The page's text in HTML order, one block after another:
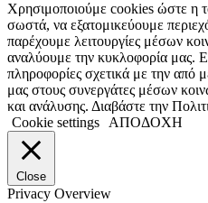
Χρησιμοποιούμε cookies ώστε η
σωστά, να εξατομικεύουμε
παρέχουμε λειτουργίες μέσων
αναλύουμε την κυκλοφορία μας.
πληροφορίες σχετικά με την από
μας στους συνεργάτες μέσων
και ανάλυσης. Διαβάστε την
Cookie settings
ΑΠΟΔΟΧΗ
Close
Privacy Overview